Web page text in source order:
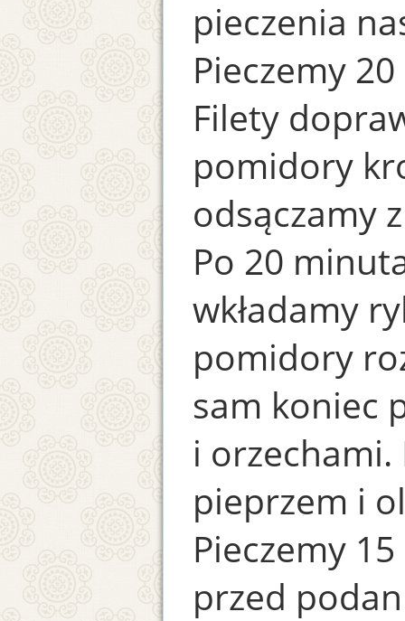
pieczenia
Pieczemy
Filety
pomidory
odsączamy
Po 20
wkładamy
pomidory
sam koniec
i
pieprzem i
Pieczemy
przed